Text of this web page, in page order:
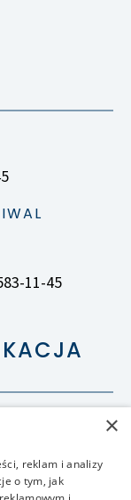
11-45
×
reklam i analizy
o tym, jak